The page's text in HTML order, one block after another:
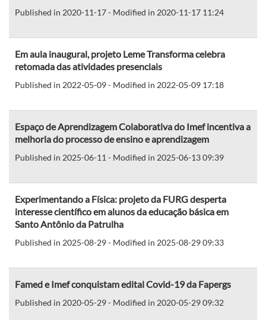
Published in 2020-11-17 - Modified in 2020-11-17 11:24
Em aula inaugural, projeto Leme Transforma celebra
retomada das atividades presenciais
Published in 2022-05-09 - Modified in 2022-05-09 17:18
Espaço de Aprendizagem Colaborativa do Imef incentiva a
melhoria do processo de ensino e aprendizagem
Published in 2025-06-11 - Modified in 2025-06-13 09:39
Experimentando a Física: projeto da FURG desperta
interesse científico em alunos da educação básica em
Santo Antônio da Patrulha
Published in 2025-08-29 - Modified in 2025-08-29 09:33
Famed e Imef conquistam edital Covid-19 da Fapergs
Published in 2020-05-29 - Modified in 2020-05-29 09:32